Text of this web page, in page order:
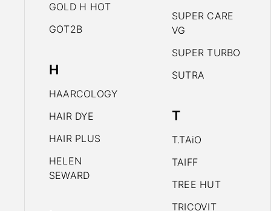
GOLD H HOT
GOT2B
H
HAARCOLOGY
HAIR DYE
HAIR PLUS
HELEN
SEWARD
SUPER CARE
VG
SUPER TURBO
SUTRA
T
T.TAiO
TAIFF
TREE HUT
TRICOVIT